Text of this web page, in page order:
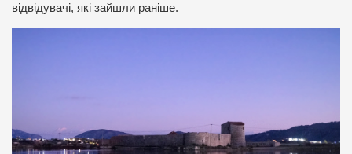
відвідувачі, які зайшли раніше.